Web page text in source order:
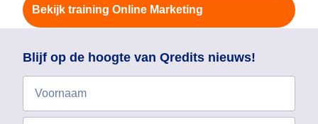
Bekijk training Online Marketing
Blijf op de hoogte van Qredits nieuws!